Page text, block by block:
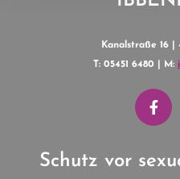
Kanalstraße 16 |
T: 05451 6480 | M:
Schutz vor